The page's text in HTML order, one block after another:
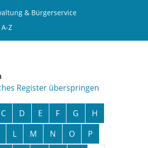
& Bürgerservice
Z
Register überspringen
C D E F G
H
L M N O
P